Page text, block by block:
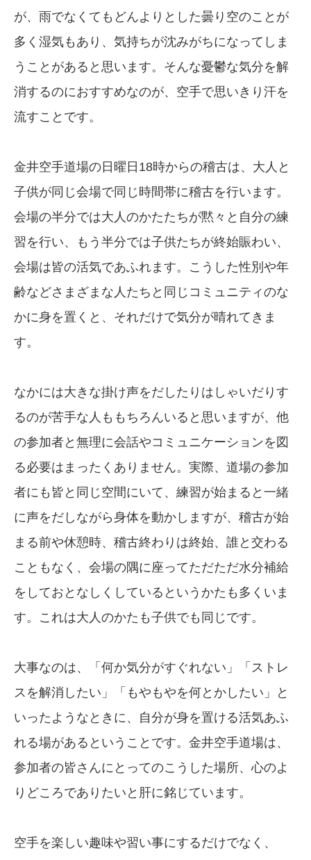
が、雨でなくてもどんよりとした曇り空のことが
多く湿気もあり、気持ちが沈みがちになってしま
うことがあると思います。そんな憂鬱な気分を解
消するのにおすすめなのが、空手で思いきり汗を
流すことです。
金井空手道場の日曜日18時からの稽古は、大人と
子供が同じ会場で同じ時間帯に稽古を行います。
会場の半分では大人のかたたちが黙々と自分の練
習を行い、もう半分では子供たちが終始賑わい、
会場は皆の活気であふれます。こうした性別や年
齢などさまざまな人たちと同じコミュニティのな
かに身を置くと、それだけで気分が晴れてきま
す。
なかには大きな掛け声をだしたりはしゃいだりす
るのが苦手な人ももちろんいると思いますが、他
の参加者と無理に会話やコミュニケーションを図
る必要はまったくありません。実際、道場の参加
者にも皆と同じ空間にいて、練習が始まると一緒
に声をだしながら身体を動かしますが、稽古が始
まる前や休憩時、稽古終わりは終始、誰と交わる
こともなく、会場の隅に座ってただただ水分補給
をしておとなしくしているというかたも多くいま
す。これは大人のかたも子供でも同じです。
大事なのは、「何か気分がすぐれない」「ストレ
スを解消したい」「もやもやを何とかしたい」と
いったようなときに、自分が身を置ける活気あふ
れる場があるということです。金井空手道場は、
参加者の皆さんにとってのこうした場所、心のよ
りどころでありたいと肝に銘じています。
空手を楽しい趣味や習い事にするだけでなく、